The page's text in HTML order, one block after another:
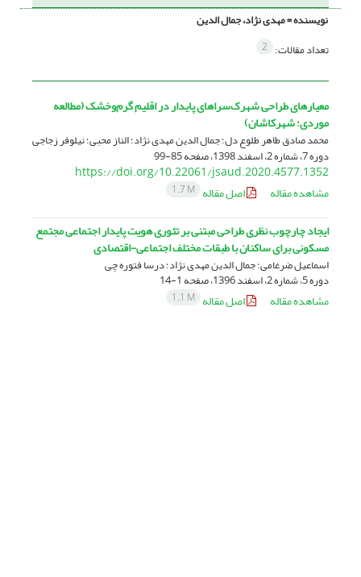
نویسنده =مهدی نژاد، جمال الدین
تعداد مقالات: 2
معیارهای طراحی شهرک‌سرا‌های پایدار در اقلیم گرم‌و‌خشک (مطالعه
موردی: شهرکاشان)
محمد صادق طاهر طلوع دل؛ جمال الدین مهدی نژاد؛ الناز محبی؛ نیلوفر زجاجی
دوره 7، شماره 2، اسفند 1398، صفحه 85-99
https://doi.org/10.22061/jsaud.2020.4577.1352
مشاهده مقاله
اصل مقاله 1.7 M
ایجاد چارچوب نظری طراحی مبتنی بر تئوری هویت پایدار اجتماعی مجتمع
مسکونی برای ساکنان با طبقات مختلف اجتماعی-اقتصادی
اسماعیل ضرغامی؛ جمال الدین مهدی نژاد؛ درسا فتوره چی
دوره 5، شماره 2، اسفند 1396، صفحه 1-14
مشاهده مقاله اصل مقاله 1.1 M